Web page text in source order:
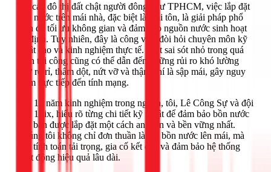
Tại các đô thị đất chật người đông như TPHCM, việc lắp đặt
bồn nước trên mái nhà, đặc biệt là mái tôn, là giải pháp phổ
biến để tối ưu không gian và đảm bảo nguồn nước sinh hoạt
ổn định. Tuy nhiên, đây là công việc đòi hỏi chuyên môn kỹ
thuật cao và kinh nghiệm thực tế. Một sai sót nhỏ trong quá
trình thi công cũng có thể dẫn đến những rủi ro khó lường
như rò rỉ, thấm dột, nứt vỡ và thậm chí là sập mái, gây nguy
hiểm trực tiếp đến tính mạng.
Với 12 năm kinh nghiệm trong ngành, tôi, Lê Công Sự và đội
ngũ 1Fix, hiểu rõ từng chi tiết kỹ thuật để đảm bảo bồn nước
nhà bạn được lắp đặt một cách an toàn và bền vững nhất.
Chúng tôi không chỉ đơn thuần là đặt bồn nước lên mái, mà
còn tính toán tải trọng, gia cố kết cấu và đảm bảo hệ thống
hoạt động hiệu quả lâu dài.